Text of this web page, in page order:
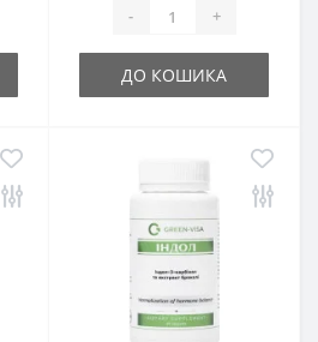
- +
ДО КОШИКА